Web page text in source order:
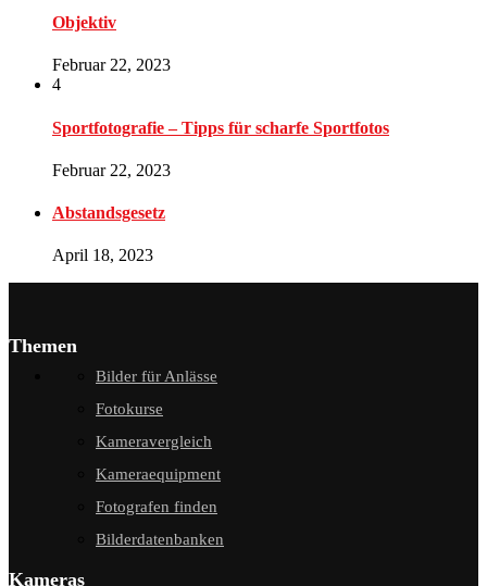
Objektiv
Februar 22, 2023
4
Sportfotografie – Tipps für scharfe Sportfotos
Februar 22, 2023
Abstandsgesetz
April 18, 2023
Themen
Bilder für Anlässe
Fotokurse
Kameravergleich
Kameraequipment
Fotografen finden
Bilderdatenbanken
Kameras